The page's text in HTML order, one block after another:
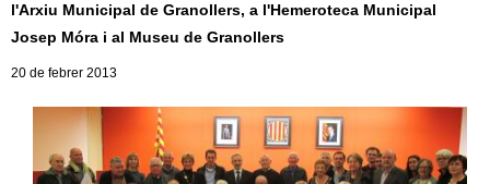
a
l
a
r
e
l'Arxiu Municipal de Granollers, a l'Hemeroteca Municipal
Josep Móra i al Museu de Granollers
20 de febrer 2013